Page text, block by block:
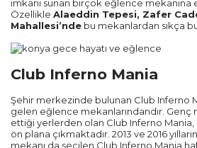
imkanı sunan birçok eğlence mekanına
Özellikle Alaeddin Tepesi, Zafer
Mahallesi’nde bu mekanlardan sıkça
Club Inferno Mania
Şehir merkezinde bulunan Club Inferno
gelen eğlence mekanlarındandır. Genç
ettiği yerlerden olan Club Inferno
ön plana çıkmaktadır. 2013 ve 2016
mekanı da seçilen Club Inferno Mania
Trabzon
Mardin
Diyarbakır